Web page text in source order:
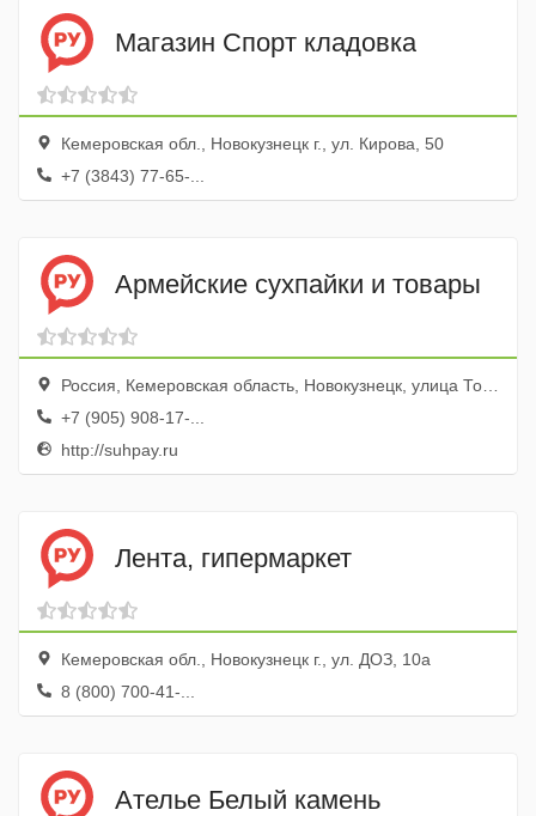
Магазин Спорт кладовка
Кемеровская обл., Новокузнецк г., ул. Кирова, 50
+7 (3843) 77-65-...
Армейские сухпайки и товары
Россия, Кемеровская область, Новокузнецк, улица Тольятти, 58
+7 (905) 908-17-...
http://suhpay.ru
Лента, гипермаркет
Кемеровская обл., Новокузнецк г., ул. ДОЗ, 10а
8 (800) 700-41-...
Ателье Белый камень